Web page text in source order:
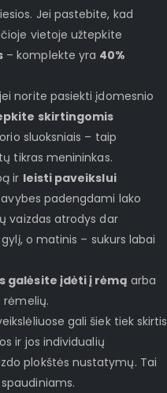
Jei pastebite, kad
vietoje užtepkite
– komplekte yra 40%
norite pasiekti įdomesnio
skirtingomis
sluoksniais – taip
tikras menininkas.
ir leisti paveikslui
padengdami lako
vaizdas atrodys dar
o matinis – sukurs labai
galėsite įdėti į rėmą arba
gali šiek tiek skirtis
ir jos individualių
plokštės nustatymų. Tai